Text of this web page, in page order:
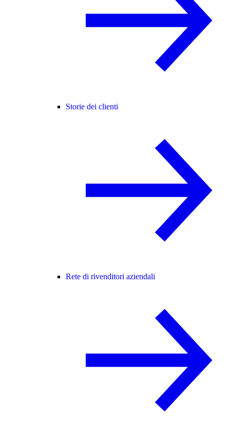
Storie dei clienti
Rete di rivenditori aziendali